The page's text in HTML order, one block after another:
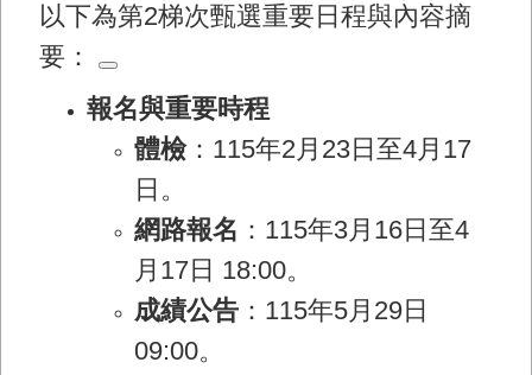
以下為第2梯次甄選重要日程與內容摘
要：
報名與重要時程
體檢：115年2月23日至4月17
日。
網路報名 ：115年3月16日至4
月17日 18:00。
成績公告 ：115年5月29日
09:00。